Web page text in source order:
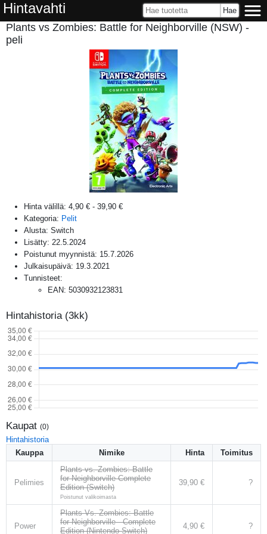
Hintavahti
Plants vs Zombies: Battle for Neighborville (NSW) -
peli
Hinta välillä: 4,90 € - 39,90 €
Kategoria: Pelit
Alusta: Switch
Lisätty: 22.5.2024
Poistunut myynnistä: 15.7.2026
Julkaisupäivä: 19.3.2021
Tunnisteet:
EAN: 5030932123831
Hintahistoria (3kk)
Kaupat (0)
Hintahistoria
Kauppa
Nimike Hinta Toimitus
Pelimies
Plants vs. Zombies: Battle
for Neighborville Complete
Edition (Switch)
Poistunut valikoimasta
39,90 € ?
Power
Plants Vs. Zombies: Battle
for Neighborville - Complete
Edition (Nintendo Switch)
4,90 € ?